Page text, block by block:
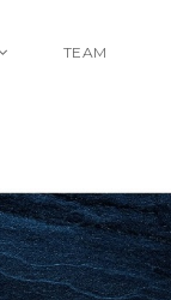
TEAM